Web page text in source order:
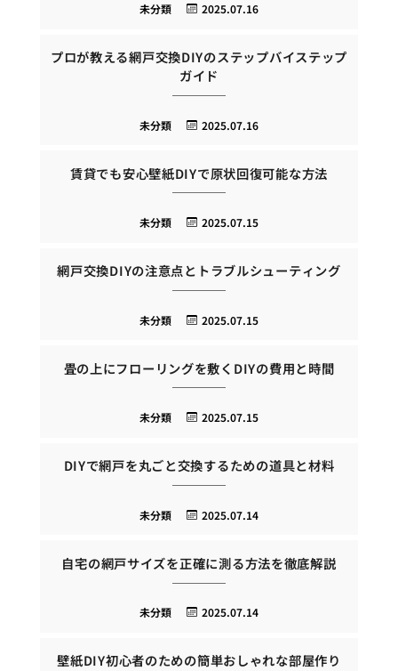
2025.07.16
未分類
プロが教える網戸交換DIYのステップバイステップ
ガイド
2025.07.16
未分類
賃貸でも安心壁紙DIYで原状回復可能な方法
2025.07.15
未分類
網戸交換DIYの注意点とトラブルシューティング
2025.07.15
未分類
畳の上にフローリングを敷くDIYの費用と時間
2025.07.15
未分類
DIYで網戸を丸ごと交換するための道具と材料
2025.07.14
未分類
自宅の網戸サイズを正確に測る方法を徹底解説
2025.07.14
未分類
壁紙DIY初心者のための簡単おしゃれな部屋作り